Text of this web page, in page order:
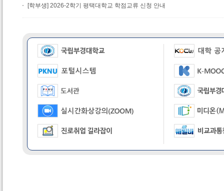
[학부생] 2026-2학기 평택대학교 학점교류 신청 안내